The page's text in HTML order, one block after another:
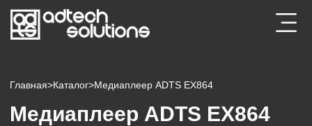
Главная>Каталог>Медиаплеер ADTS EX864
Медиаплеер ADTS EX864